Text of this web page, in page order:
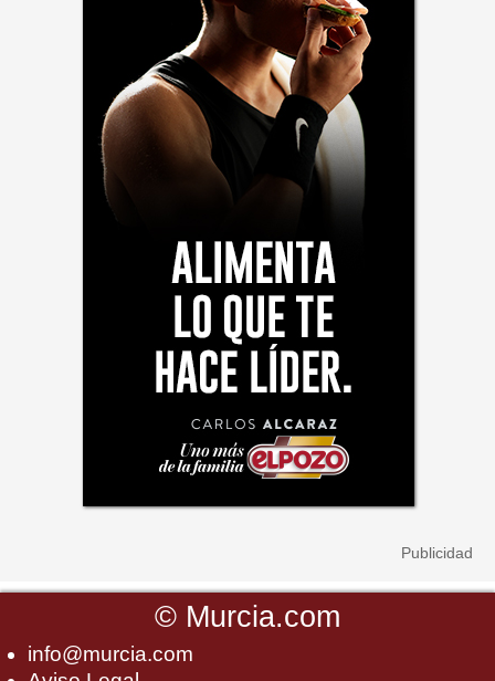
© Murcia.com
info@murcia.com